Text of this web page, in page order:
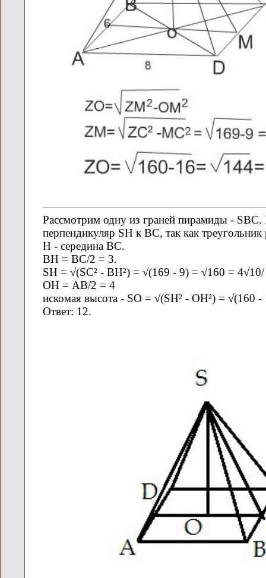
Pассмотрим одну из граней пирамиды -
перпендикуляр SH к ВС, так как
Н - середина ВС.
ВН = ВС/2 = 3.
SH = √(SC² - BH²) = √(169 - 9) = √160 = 4√10/
OH = АВ/2 = 4
искомая высота - SO = √(SH² - OH²) = √(160
Ответ: 12.